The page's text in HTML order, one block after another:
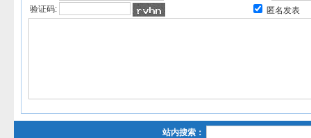
验证码:
匿名发表
站内搜索：